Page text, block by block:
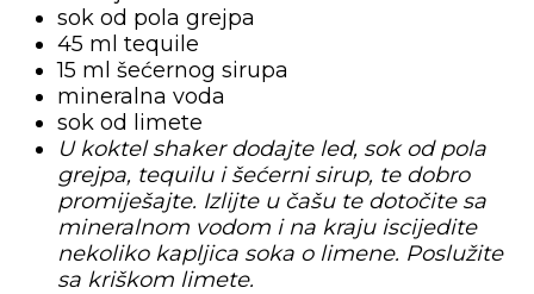
sok od pola grejpa
45 ml tequile
15 ml šećernog sirupa
mineralna voda
sok od limete
U koktel shaker dodajte led, sok od pola
grejpa, tequilu i šećerni sirup, te dobro
promiješajte. Izlijte u čašu te dotočite sa
mineralnom vodom i na kraju iscijedite
nekoliko kapljica soka o limene. Poslužite
sa kriškom limete.